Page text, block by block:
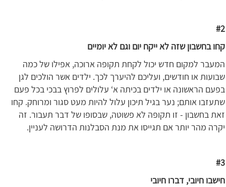
#2
קחו בחשבון שזה לא ייקח יום וגם לא יומיים
המעבר למקום חדש יכול לקחת תקופה ארוכה, אפילו של כמה
שבועות או חודשים, ועליכם להיערך לכך. ילדים אשר הולכים לגן
בפעם הראשונה או ילדים בכיתה א‘ עלולים לפרוץ בבכי בכל פעם
שתעזבו אותם; נער בגיל תיכון עלול להיות מעט סגור ומרוחק. קחו
זאת בחשבון - זו תקופה לא פשוטה, שבסופו של דבר תעבור. זה
יקרה מהר יותר אם תגייסו את מנת הסבלנות הדרושה לעניין.
#3
חישבו חיובי, דברו חיובי